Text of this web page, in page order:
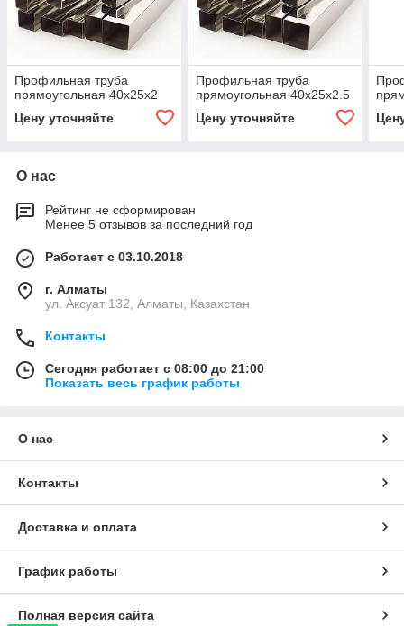
Профильная труба
прямоугольная 40х25х2
Цену уточняйте
Профильная труба
прямоугольная 40х25х2.5
Цену уточняйте
О нас
Рейтинг не сформирован
Менее 5 отзывов за последний год
Работает с 03.10.2018
г. Алматы
ул. Аксуат 132, Алматы, Казахстан
Контакты
Сегодня работает с 08:00 до 21:00
Показать весь график работы
О нас
Контакты
Доставка и оплата
График работы
Полная версия сайта